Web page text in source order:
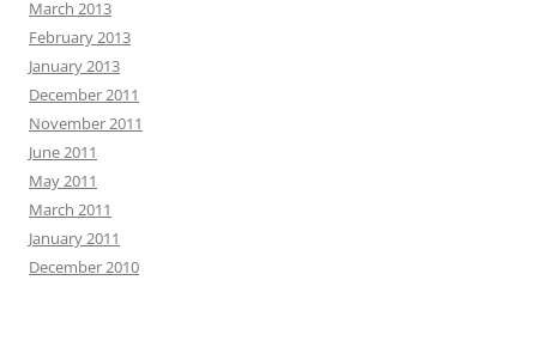
March 2013
February 2013
January 2013
December 2011
November 2011
June 2011
May 2011
March 2011
January 2011
December 2010